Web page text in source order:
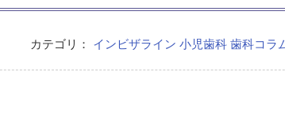
カテゴリ： インビザライン 小児歯科 歯科コラ